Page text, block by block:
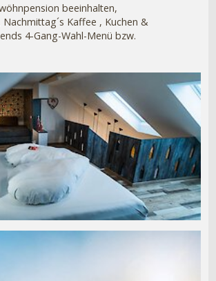
beeinhalten,
Kaffee , Kuchen &
4-Gang-Wahl-Menü bzw.